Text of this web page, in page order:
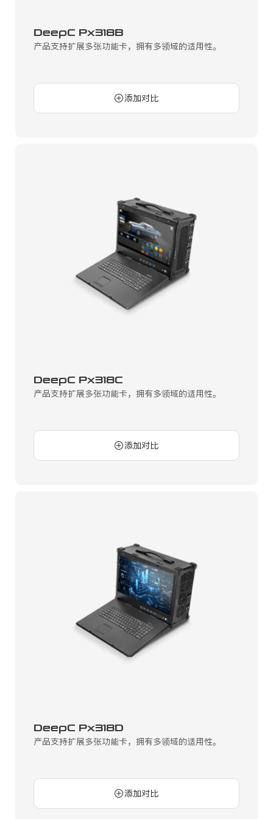
DeepC Px318B
产品支持扩展多张功能卡，拥有多领域的适用性。
添加对比
DeepC Px318C
产品支持扩展多张功能卡，拥有多领域的适用性。
添加对比
DeepC Px318D
产品支持扩展多张功能卡，拥有多领域的适用性。
添加对比